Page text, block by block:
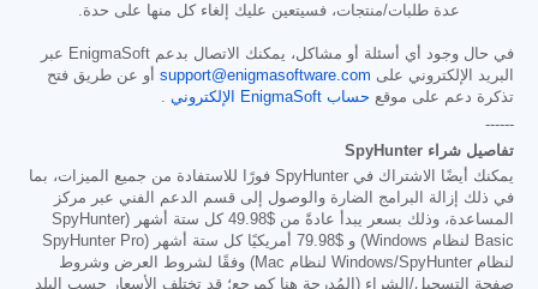
عدة طلبات/منتجات، فسيتعين عليك إلغاء كل منها على حدة.
في حال وجود أي أسئلة أو مشاكل، يمكنك الاتصال بدعم EnigmaSoft عبر
البريد الإلكتروني على support@enigmasoftware.com أو عن طريق فتح
تذكرة دعم على موقع حساب EnigmaSoft الإلكتروني
------
تفاصيل شراء SpyHunter
يمكنك أيضًا الاشتراك في SpyHunter فورًا للاستفادة من جميع الميزات، بما
في ذلك إزالة البرامج الضارة والوصول إلى قسم الدعم الفني عبر مركز
المساعدة، وذلك بسعر يبدأ عادةً من $49.98
كل ستة أشهر (SpyHunter
Basic لنظام Windows) و
$79.98
أمريكيًا كل ستة أشهر (SpyHunter Pro
لنظام Windows/SpyHunter لنظام Mac) وفقًا لشروط العرض وشروط
صفحة التسجيل/الشراء (المُدرجة هنا كمرجع؛ قد تختلف الأسعار حسب البلد